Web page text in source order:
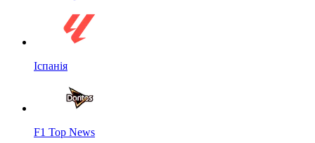
Іспанія
F1 Top News